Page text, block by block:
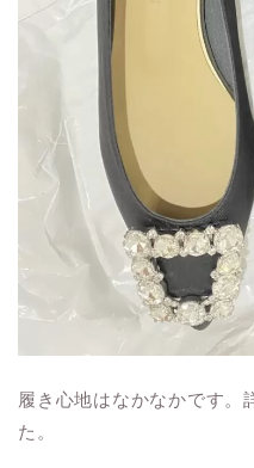
履き心地はなかなかです。
た。